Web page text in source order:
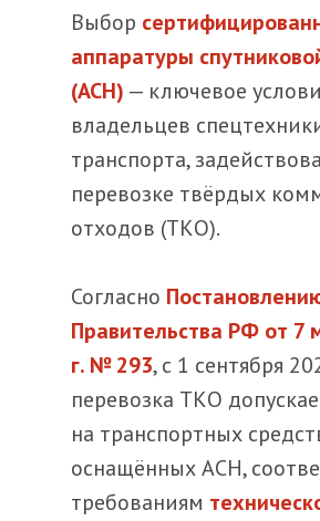
Выбор
аппаратуры
(АСН) — ключевое
владельцев
транспорта,
перевозке твёрдых
отходов (ТКО).
Согласно
Правительства РФ от 7
г. № 293, с 1 сентября
перевозка ТКО
на транспортных
оснащённых АСН,
требованиям